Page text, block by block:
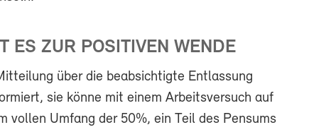
ES ZUR POSITIVEN WENDE
über die beabsichtigte Entlassung
sie könne mit einem Arbeitsversuch auf
vollen Umfang der 50%, ein Teil des Pensums